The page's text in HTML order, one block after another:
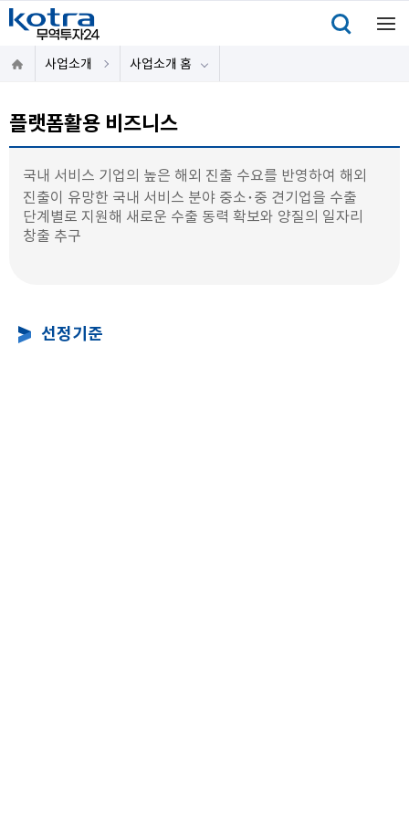
사업소개 사업소개 홈
플랫폼활용 비즈니스
국내 서비스 기업의 높은 해외 진출 수요를 반영하여 해외
진출이 유망한 국내 서비스 분야 중소･중 견기업을 수출
단계별로 지원해 새로운 수출 동력 확보와 양질의 일자리
창출 추구
선정기준